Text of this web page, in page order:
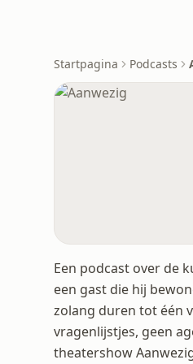
Startpagina Podcasts
Een podcast over de
een gast die hij
zolang duren tot één
vragenlijstjes, geen
theatershow